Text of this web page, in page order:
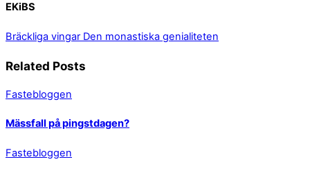
EKiBS
Bräckliga vingar Den monastiska genialiteten
Related Posts
Fastebloggen
Mässfall på pingstdagen?
Fastebloggen